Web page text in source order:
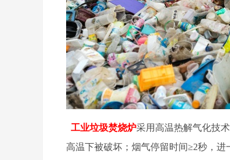
工业垃圾焚烧炉采用高温热解气化技
高温下被破坏；烟气停留时间≥2秒，